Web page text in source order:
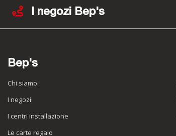
I negozi Bep's
Bep's
Chi siamo
I negozi
I centri installazione
Le carte regalo